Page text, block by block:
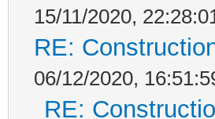
15/11/2020,
RE:
06/12/2020,
RE: